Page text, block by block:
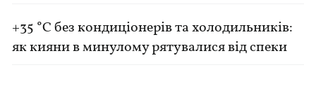
+35 °C без кондиціонерів та холодильників:
як кияни в минулому рятувалися від спеки